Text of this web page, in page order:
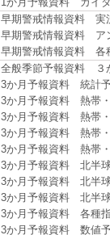
早期警戒情報資料 実
早期警戒情報資料 ア
早期警戒情報資料 各
全般季節予報資料 ３
3か月予報資料 統計
3か月予報資料 熱帯
3か月予報資料 熱帯
3か月予報資料 熱帯
3か月予報資料 熱帯
3か月予報資料 北半
3か月予報資料 北半
3か月予報資料 北半
3か月予報資料 各種
3か月予報資料 数値